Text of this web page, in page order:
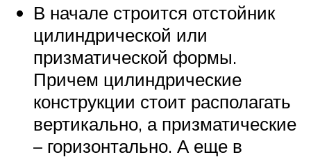
В начале строится отстойник
цилиндрической или
призматической формы.
Причем цилиндрические
конструкции стоит располагать
вертикально, а призматические
– горизонтально. А еще в